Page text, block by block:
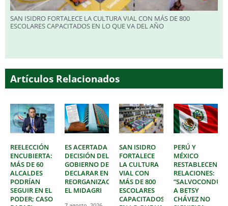
SAN ISIDRO FORTALECE LA CULTURA VIAL CON MÁS DE 800
ESCOLARES CAPACITADOS EN LO QUE VA DEL AÑO
Artículos Relacionados
REELECCIÓN
ENCUBIERTA:
MÁS DE 60
ALCALDES
PODRÍAN
SEGUIR EN EL
PODER; CASO
ES ACERTADA
DECISIÓN DEL
GOBIERNO DE
DECLARAR EN
REORGANIZACIÓN
EL MIDAGRI
SAN ISIDRO
FORTALECE
LA CULTURA
VIAL CON
MÁS DE 800
ESCOLARES
CAPACITADOS
PERÚ Y
MÉXICO
RESTABLECEN
RELACIONES:
A BETSY
CHÁVEZ NO